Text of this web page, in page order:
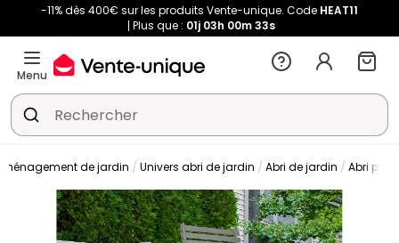
-11% dès 400€ sur les produits Vente-unique. Code HEAT11
Plus que : 01j 03h 00m 33s
Menu
de jardin Univers abri de jardin Abri de jardin Abri